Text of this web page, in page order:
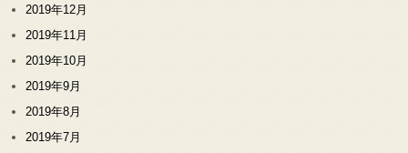
2019年12月
2019年11月
2019年10月
2019年9月
2019年8月
2019年7月